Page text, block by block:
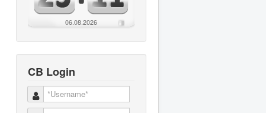
06.08.2026
CB Login